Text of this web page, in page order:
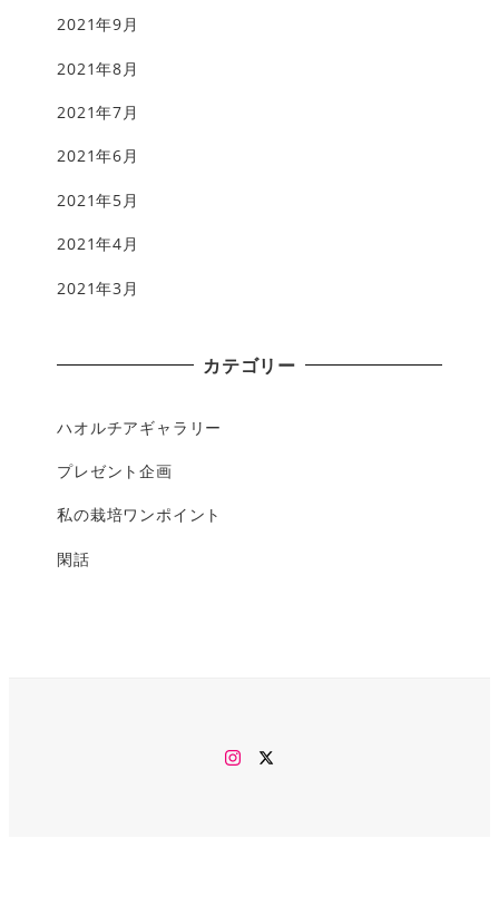
2021年9月
2021年8月
2021年7月
2021年6月
2021年5月
2021年4月
2021年3月
カテゴリー
ハオルチアギャラリー
プレゼント企画
私の栽培ワンポイント
閑話
Instagram